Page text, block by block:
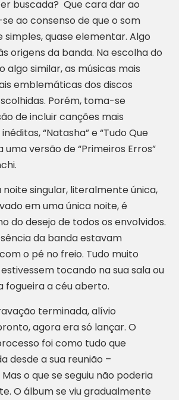
buscada? Que cara dar ao
ao consenso de que o som
simples, quase elementar. Algo
origens da banda. Na escolha do
similar, as músicas mais
emblemáticas dos discos
Porém, toma-se
de incluir canções mais
“Natasha” e “Tudo Que
uma versão de “Primeiros Erros”
noite singular, literalmente única,
em uma única noite, é
do desejo de todos os envolvidos.
da banda estavam
o pé no freio. Tudo muito
tocando na sua sala ou
fogueira a céu aberto.
terminada, alívio
agora era só lançar. O
foi como tudo que
desde a sua reunião –
o que se seguiu não poderia
O álbum se viu gradualmente